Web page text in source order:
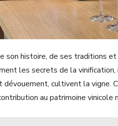
son histoire, de ses traditions
les secrets de la
dévouement, cultivent la vigne.
au patrimoine vinicole